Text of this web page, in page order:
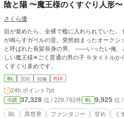
陰と陽 〜魔王様のくすぐり人形〜
さくら優
目が覚めたら、全裸で檻に入れられていた
が鳴らすガベルの音。突然始まったオークシ
と呼ばれた長髪長身の男。 ――いったい俺、どう
しい魔王様✕ごく普通の男の子 ※タイトルからお分かりの通り、ラブシーンは
くすぐり多めです。
BL 完結 短編 R18
24h.ポイント 7pt
小説 37,328 位 / 228,792件 BL 9,925 位
BL 異世界 ファンタジー 甘め く